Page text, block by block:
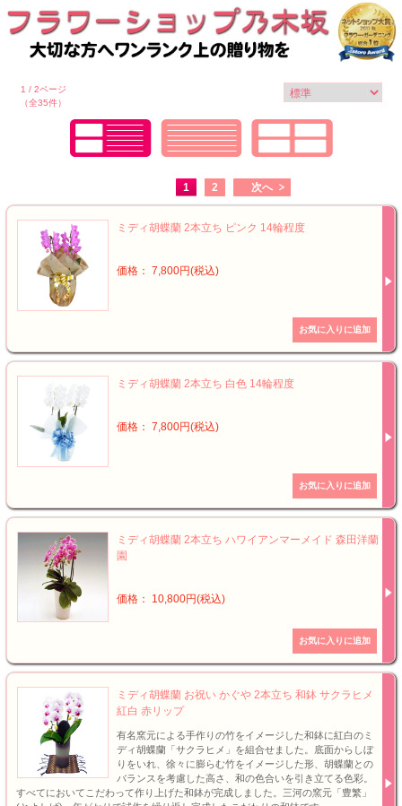
1 / 2ページ
（全35件）
1 2 次へ
ミディ胡蝶蘭 2本立ち ピンク 14輪程度
価格： 7,800円(税込)
ミディ胡蝶蘭 2本立ち 白色 14輪程度
価格： 7,800円(税込)
ミディ胡蝶蘭 2本立ち ハワイアンマーメイド 森田洋蘭
園
価格： 10,800円(税込)
ミディ胡蝶蘭 お祝い かぐや 2本立ち 和鉢 サクラヒメ
紅白 赤リップ
有名窯元による手作りの竹をイメージした和鉢に紅白のミ
ディ胡蝶蘭「サクラヒメ」を組合せました。底面からしぼ
りをいれ、徐々に膨らむ竹をイメージした形、胡蝶蘭との
バランスを考慮した高さ、和の色合いを引き立てる色彩。
すべてにおいてこだわって作り上げた和鉢が完成しました。三河の窯元「豊繁」